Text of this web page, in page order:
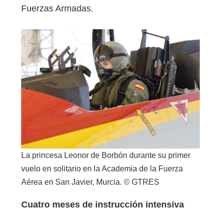
Fuerzas Armadas.
La princesa Leonor de Borbón durante su primer
vuelo en solitario en la Academia de la Fuerza
Aérea en San Javier, Murcia. © GTRES
Cuatro meses de instrucción intensiva